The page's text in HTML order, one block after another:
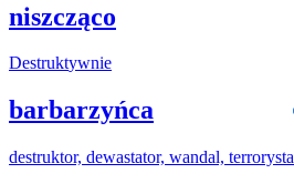
niszcząco
Destruktywnie
barbarzyńca
destruktor, dewastator, wandal, terrorysta